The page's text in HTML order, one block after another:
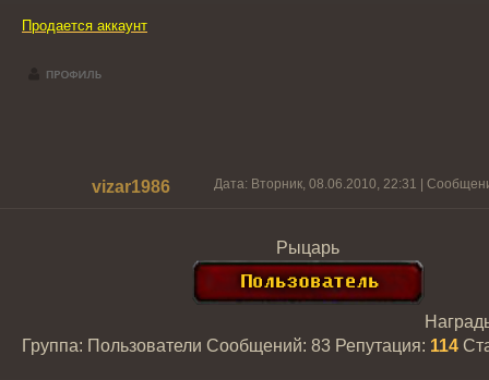
Продается аккаунт
vizar1986 Дата: Вторник, 08.06.2010, 22:31 |
Рыцарь
Группа: Пользователи Сообщений: 83 Репутация: 114